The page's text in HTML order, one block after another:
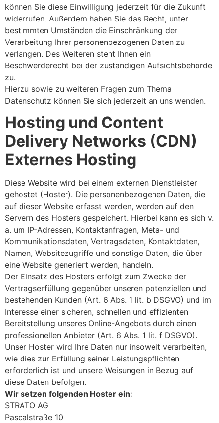
können Sie diese Einwilligung jederzeit für die Zukunft
widerrufen. Außerdem haben Sie das Recht, unter
bestimmten Umständen die Einschränkung der
Verarbeitung Ihrer personenbezogenen Daten zu
verlangen. Des Weiteren steht Ihnen ein
Beschwerderecht bei der zuständigen Aufsichtsbehörde
zu.
Hierzu sowie zu weiteren Fragen zum Thema
Datenschutz können Sie sich jederzeit an uns wenden.
Hosting und Content
Delivery Networks (CDN)
Externes Hosting
Diese Website wird bei einem externen Dienstleister
gehostet (Hoster). Die personenbezogenen Daten, die
auf dieser Website erfasst werden, werden auf den
Servern des Hosters gespeichert. Hierbei kann es sich v.
a. um IP-Adressen, Kontaktanfragen, Meta- und
Kommunikationsdaten, Vertragsdaten, Kontaktdaten,
Namen, Websitezugriffe und sonstige Daten, die über
eine Website generiert werden, handeln.
Der Einsatz des Hosters erfolgt zum Zwecke der
Vertragserfüllung gegenüber unseren potenziellen und
bestehenden Kunden (Art. 6 Abs. 1 lit. b DSGVO) und im
Interesse einer sicheren, schnellen und effizienten
Bereitstellung unseres Online-Angebots durch einen
professionellen Anbieter (Art. 6 Abs. 1 lit. f DSGVO).
Unser Hoster wird Ihre Daten nur insoweit verarbeiten,
wie dies zur Erfüllung seiner Leistungspflichten
erforderlich ist und unsere Weisungen in Bezug auf
diese Daten befolgen.
Wir setzen folgenden Hoster ein:
STRATO AG
Pascalstraße 10